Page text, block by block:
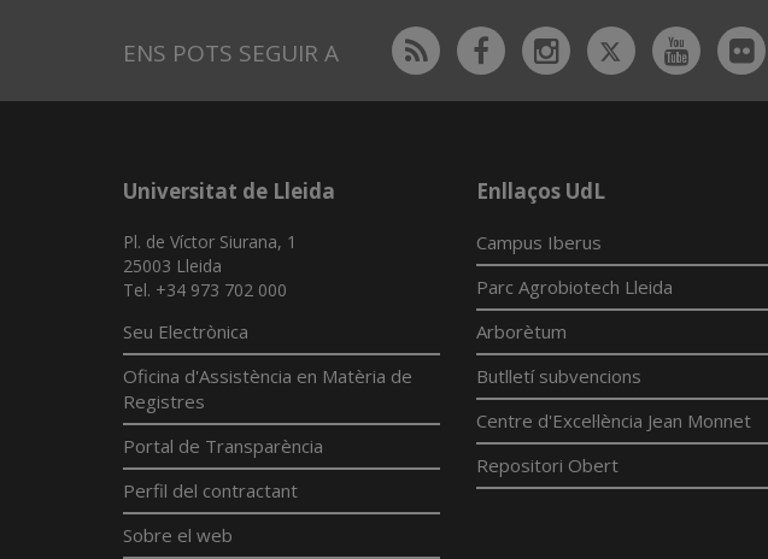
ENS POTS SEGUIR A Rss FacebookInstagram
Twitter
Universitat de Lleida
Pl. de Víctor Siurana, 1
25003 Lleida
Tel. +34 973 702 000
Seu Electrònica
Oficina d'Assistència en Matèria de
Registres
Portal de Transparència
Perfil del contractant
Sobre el web
Enllaços UdL
Campus Iberus
Parc Agrobiotech Lleida
Arborètum
Butlletí subvencions
Centre d'Excel·lència Jean Monnet
Repositori Obert